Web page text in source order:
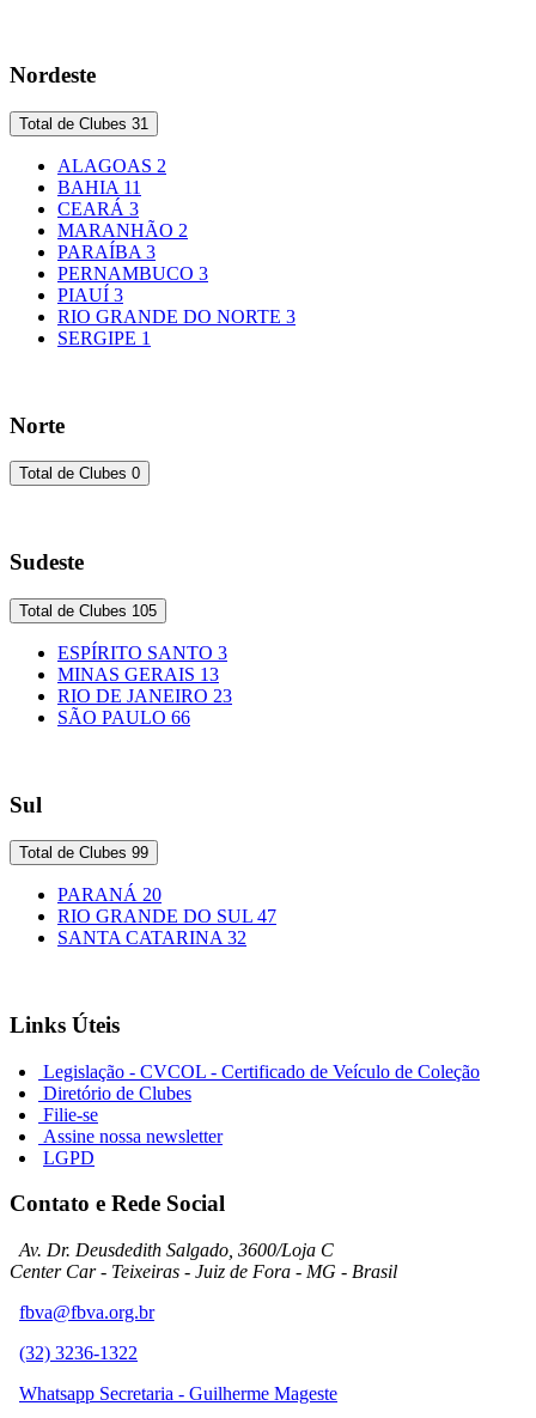
Nordeste
Total de Clubes 31
ALAGOAS 2
BAHIA 11
CEARÁ 3
MARANHÃO 2
PARAÍBA 3
PERNAMBUCO 3
PIAUÍ 3
RIO GRANDE DO NORTE 3
SERGIPE 1
Norte
Total de Clubes 0
Sudeste
Total de Clubes 105
ESPÍRITO SANTO 3
MINAS GERAIS 13
RIO DE JANEIRO 23
SÃO PAULO 66
Sul
Total de Clubes 99
PARANÁ 20
RIO GRANDE DO SUL 47
SANTA CATARINA 32
Links Úteis
Legislação - CVCOL - Certificado de Veículo de Coleção
Diretório de Clubes
Filie-se
Assine nossa newsletter
LGPD
Contato e Rede Social
Av. Dr. Deusdedith Salgado, 3600/Loja C
Center Car - Teixeiras - Juiz de Fora - MG - Brasil
fbva@fbva.org.br
(32) 3236-1322
Whatsapp Secretaria - Guilherme Mageste